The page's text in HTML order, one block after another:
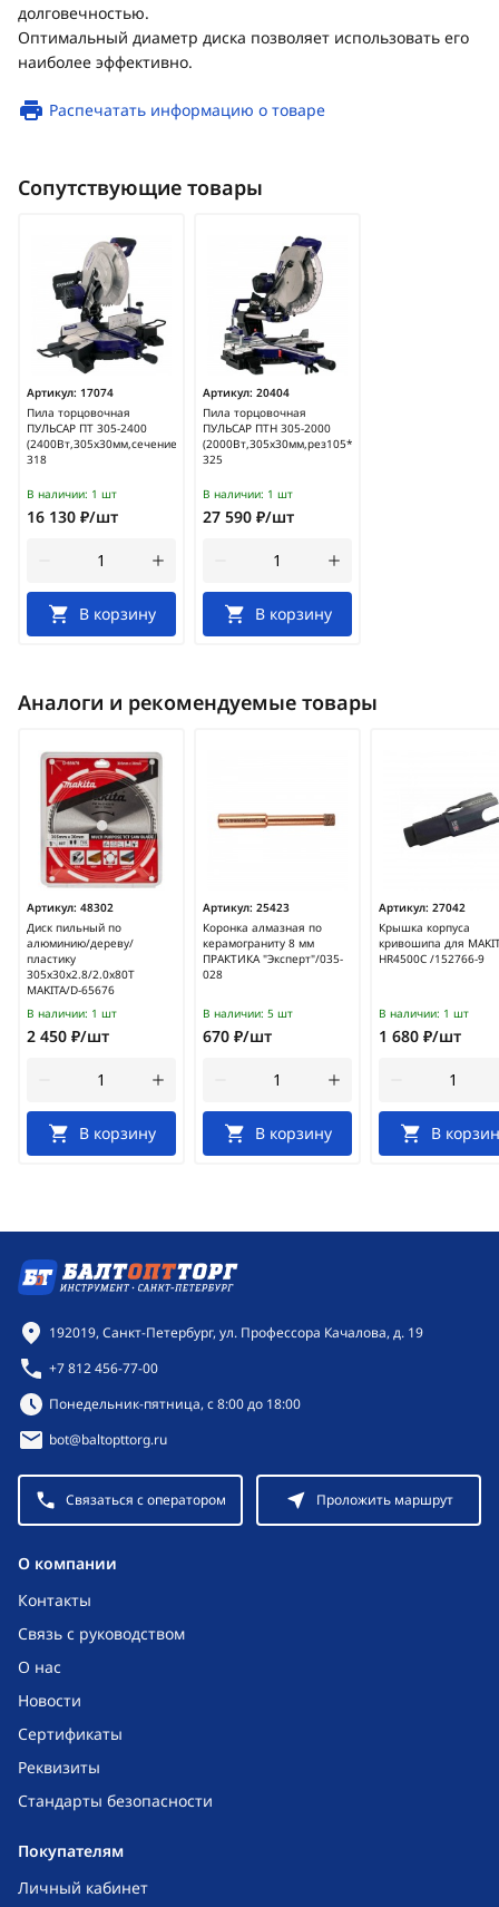
долговечностью.
Оптимальный диаметр диска позволяет использовать его
наиболее эффективно.
Распечатать информацию о товаре
Сопутствующие товары
Артикул: 17074
Пила торцовочная
ПУЛЬСАР ПТ 305-2400
(2400Вт,305х30мм,сечение70*180мм,ремень)/791-
318
В наличии: 1 шт
16 130 ₽/шт
В корзину
Артикул: 20404
Пила торцовочная
ПУЛЬСАР ПТН 305-2000
(2000Вт,305х30мм,рез105*335мм,ремень,лазер)/791-
325
В наличии: 1 шт
27 590 ₽/шт
В корзину
Аналоги и рекомендуемые товары
Артикул: 48302
Диск пильный по
алюминию/дереву/
пластику
305x30x2.8/2.0x80T
MAKITA/D-65676
В наличии: 1 шт
2 450 ₽/шт
В корзину
Артикул: 25423
Коронка алмазная по
керамограниту 8 мм
ПРАКТИКА "Эксперт"/035-
028
В наличии: 5 шт
670 ₽/шт
В корзину
Артикул: 27042
Крышка корпуса
кривошипа для
HR4500C /152766-9
В наличии: 1 шт
1 680 ₽/шт
В
O компании
Контакты
Связь с руководством
О нас
Новости
Сертификаты
Реквизиты
Стандарты безопасности
Покупателям
Личный кабинет
Контактная информация
192019, Санкт-Петербург, ул. Профессора Качалова, д. 19
+7 812 456-77-00
Режим работы:
Понедельник-пятница, с 8:00 до 18:00
bot@baltopttorg.ru
Связаться с оператором Проложить маршрут